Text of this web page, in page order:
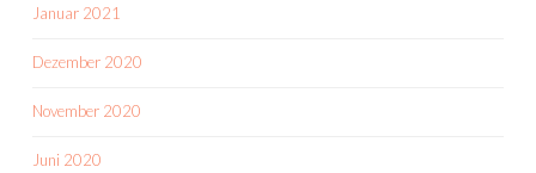
Januar 2021
Dezember 2020
November 2020
Juni 2020